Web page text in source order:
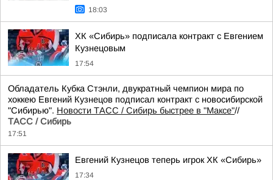
18:03
ХК «Сибирь» подписала контракт с Евгением
Кузнецовым
17:54
Обладатель Кубка Стэнли, двукратный чемпион мира по
хоккею Евгений Кузнецов подписал контракт с новосибирской
"Сибирью". Новости ТАСС / Сибирь быстрее в "Mаксе"//
ТАСС / Сибирь
17:51
Евгений Кузнецов теперь игрок ХК «Сибирь»
17:34